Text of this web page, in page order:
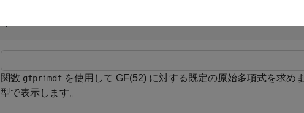
関数 gfprimdf を使用して GF(52) に対する既定の原始多項式を求め
型で表示します。